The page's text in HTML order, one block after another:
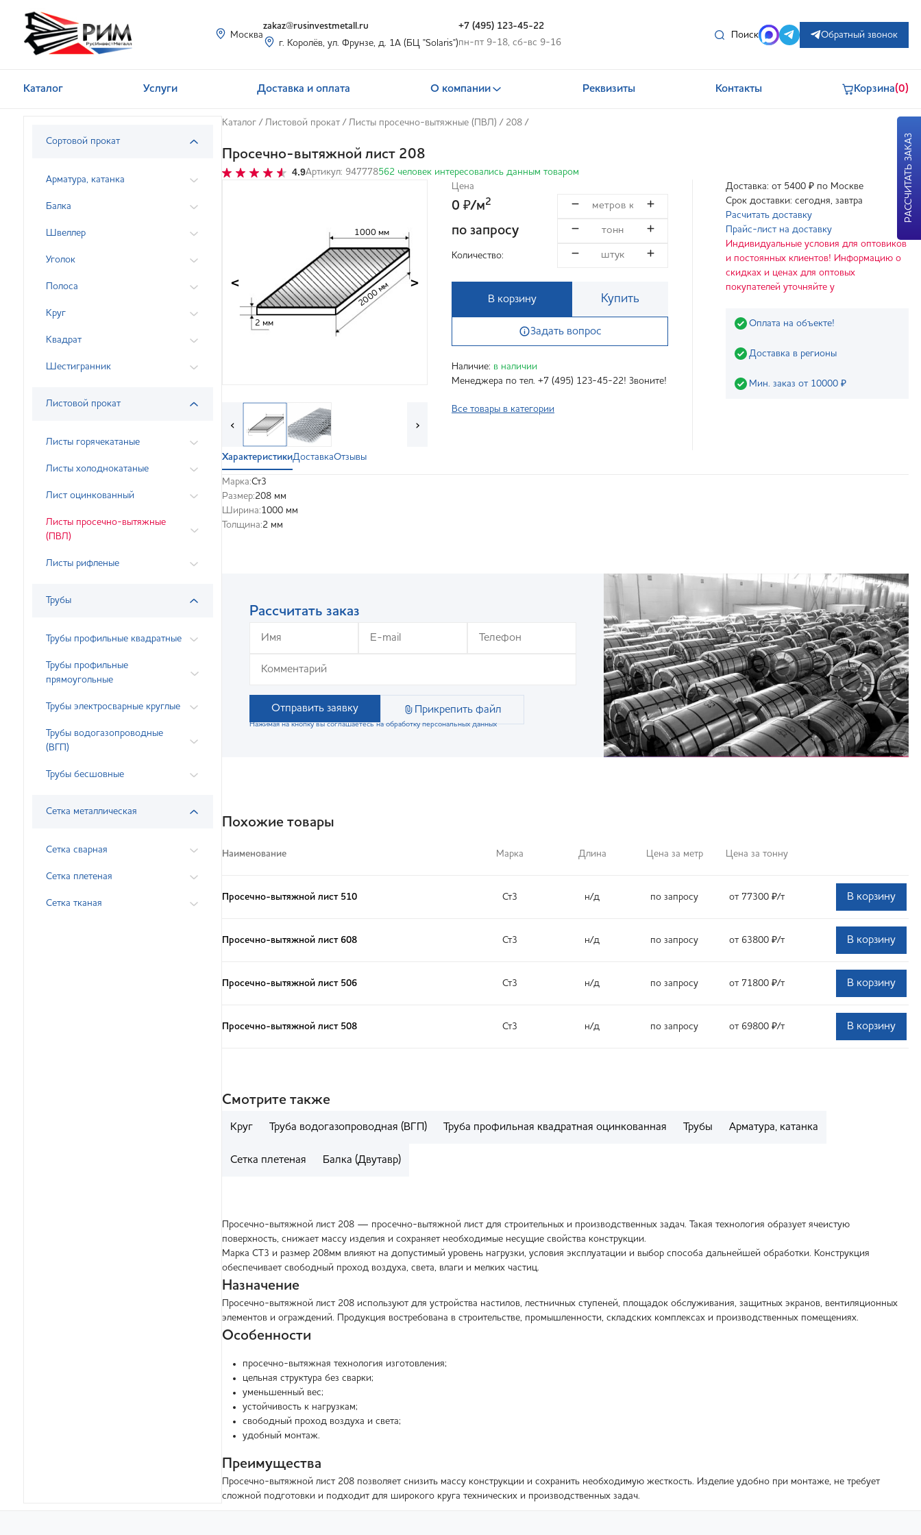
Москва
zakaz@rusinvestmetall.ru
г. Королёв, ул. Фрунзе, д. 1А (БЦ "Solaris")
+7 (495) 123-45-22
пн-пт 9-18, сб-вс 9-16
Поиск Обратный звонок
Каталог Услуги Доставка и оплата О компании Реквизиты Контакты Корзина(0)
Сортовой прокат
Арматура, катанка
Балка
Швеллер
Уголок
Полоса
Круг
Квадрат
Шестигранник
Листовой прокат
Листы горячекатаные
Листы холоднокатаные
Лист оцинкованный
Листы просечно-вытяжные
(ПВЛ)
Листы рифленые
Трубы
Трубы профильные квадратные
Трубы профильные
прямоугольные
Трубы электросварные круглые
Трубы водогазопроводные
(ВГП)
Трубы бесшовные
Сетка металлическая
Сетка сварная
Сетка плетеная
Сетка тканая
Каталог / Листовой прокат / Листы просечно-вытяжные (ПВЛ) / 208 /
Просечно-вытяжной лист 208
4.9Артикул: 947778562 человек интересовались данным товаром
1000 мм
2000 мм
2 мм
< >
‹ ›
Цена
0 ₽/м2
по запросу
Количество:
В корзину Купить
Задать вопрос
Наличие: в наличии
Менеджера по тел. +7 (495) 123-45-22! Звоните!
Все товары в категории
Доставка: от 5400 ₽ по Москве
Срок доставки: сегодня, завтра
Расчитать доставку
Прайс-лист на доставку
Индивидуальные условия для оптовиков
и постоянных клиентов! Информацию о
скидках и ценах для оптовых
покупателей уточняйте у
Оплата на объекте!
Доставка в регионы
Мин. заказ от 10000 ₽
ХарактеристикиДоставкаОтзывы
Марка:Ст3
Размер:208 мм
Ширина:1000 мм
Толщина:2 мм
Рассчитать заказ
Отправить заявку Прикрепить файл
Нажимая на кнопку вы соглашаетесь на обработку персональных данных
Похожие товары
Наименование Марка Длина Цена за метр Цена за тонну
Просечно-вытяжной лист 510 Ст3 н/д по запросу от 77300 ₽/т В корзину
Просечно-вытяжной лист 608 Ст3 н/д по запросу от 63800 ₽/т В корзину
Просечно-вытяжной лист 506 Ст3 н/д по запросу от 71800 ₽/т В корзину
Просечно-вытяжной лист 508 Ст3 н/д по запросу от 69800 ₽/т В корзину
Смотрите также
Круг Труба водогазопроводная (ВГП) Труба профильная квадратная оцинкованная Трубы Арматура, катанка
Сетка плетеная Балка (Двутавр)
Просечно-вытяжной лист 208 — просечно-вытяжной лист для строительных и производственных задач. Такая технология образует ячеистую
поверхность, снижает массу изделия и сохраняет необходимые несущие свойства конструкции.
Марка СТ3 и размер 208мм влияют на допустимый уровень нагрузки, условия эксплуатации и выбор способа дальнейшей обработки. Конструкция
обеспечивает свободный проход воздуха, света, влаги и мелких частиц.
Назначение
Просечно-вытяжной лист 208 используют для устройства настилов, лестничных ступеней, площадок обслуживания, защитных экранов, вентиляционных
элементов и ограждений. Продукция востребована в строительстве, промышленности, складских комплексах и производственных помещениях.
Особенности
просечно-вытяжная технология изготовления;
цельная структура без сварки;
уменьшенный вес;
устойчивость к нагрузкам;
свободный проход воздуха и света;
удобный монтаж.
Преимущества
Просечно-вытяжной лист 208 позволяет снизить массу конструкции и сохранить необходимую жесткость. Изделие удобно при монтаже, не требует
сложной подготовки и подходит для широкого круга технических и производственных задач.
РАССЧИТАТЬ ЗАКАЗ